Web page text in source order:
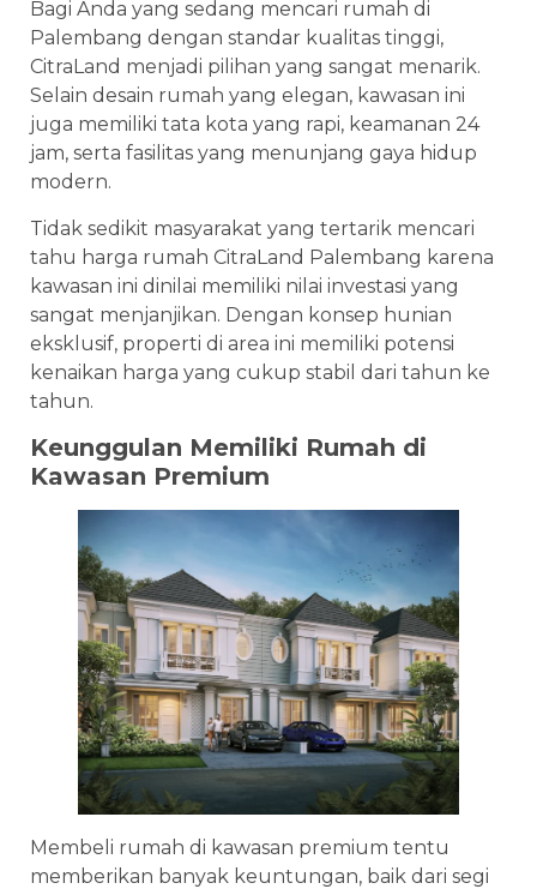
Bagi Anda yang sedang mencari rumah di
Palembang dengan standar kualitas tinggi,
CitraLand menjadi pilihan yang sangat menarik.
Selain desain rumah yang elegan, kawasan ini
juga memiliki tata kota yang rapi, keamanan 24
jam, serta fasilitas yang menunjang gaya hidup
modern.
Tidak sedikit masyarakat yang tertarik mencari
tahu harga rumah CitraLand Palembang karena
kawasan ini dinilai memiliki nilai investasi yang
sangat menjanjikan. Dengan konsep hunian
eksklusif, properti di area ini memiliki potensi
kenaikan harga yang cukup stabil dari tahun ke
tahun.
Keunggulan Memiliki Rumah di
Kawasan Premium
Membeli rumah di kawasan premium tentu
memberikan banyak keuntungan, baik dari segi